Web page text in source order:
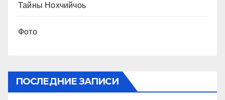
Тайны Нохчийчоь
Фото
ПОСЛЕДНИЕ ЗАПИСИ